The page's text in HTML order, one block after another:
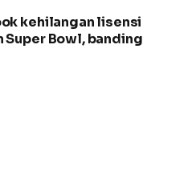
kehilangan lisensi
Bowl, banding